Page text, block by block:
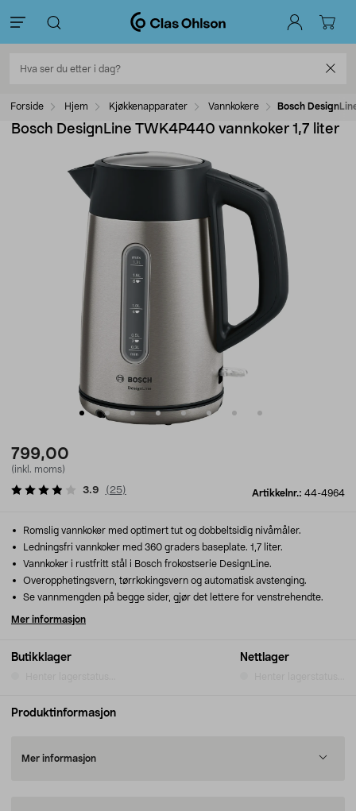
Forside Hjem Kjøkkenapparater Vannkokere Bosch
Bosch DesignLine TWK4P440 vannkoker 1,7 liter
799,00
(inkl. moms)
Artikkelnr.: 44-4964
3.9 ( 25)
Butikklager Nettlager
Romslig vannkoker med optimert tut og dobbeltsidig nivåmåler.
Ledningsfri vannkoker med 360 graders baseplate. 1,7 liter.
Vannkoker i rustfritt stål i Bosch frokostserie DesignLine.
Overopphetingsvern, tørrkokingsvern og automatisk avstenging.
Se vannmengden på begge sider, gjør det lettere for venstrehendte.
Mer informasjon
Produktinformasjon
Mer informasjon